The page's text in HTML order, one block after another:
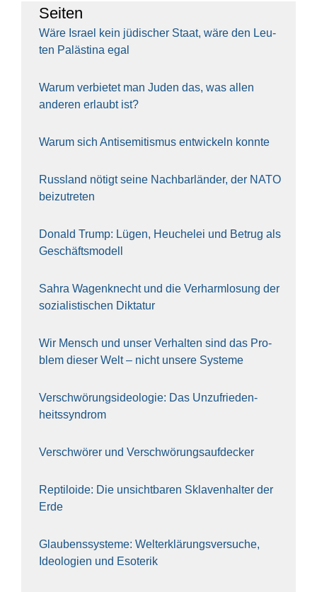
Sei­ten
Wäre Isra­el kein jüdi­scher Staat, wäre den Leu­
ten Paläs­ti­na egal
War­um ver­bie­tet man Juden das, was allen
ande­ren erlaubt ist?
War­um sich Anti­se­mi­tis­mus ent­wi­ckeln konn­te
Russ­land nötigt sei­ne Nach­bar­län­der, der NATO
bei­zu­tre­ten
Donald Trump: Lügen, Heu­che­lei und Betrug als
Geschäfts­mo­dell
Sahra Wagen­knecht und die Ver­harm­lo­sung der
sozia­lis­ti­schen Dik­ta­tur
Wir Mensch und unser Ver­hal­ten sind das Pro­
blem die­ser Welt – nicht unse­re Sys‍te‍me
Ver­schwö­rungs­ideo­lo­gie: Das Unzufrieden­
heitssyndrom
Ver­schwö­rer und Verschwörungs­aufdecker
Rep­ti­lo­ide: Die unsicht­ba­ren Skla­ven­hal­ter der
Erde
Glau­bens­sys­te­me: Welt­erklä­rungs­ver­su­che,
Ideo­lo­gien und Eso­te­rik